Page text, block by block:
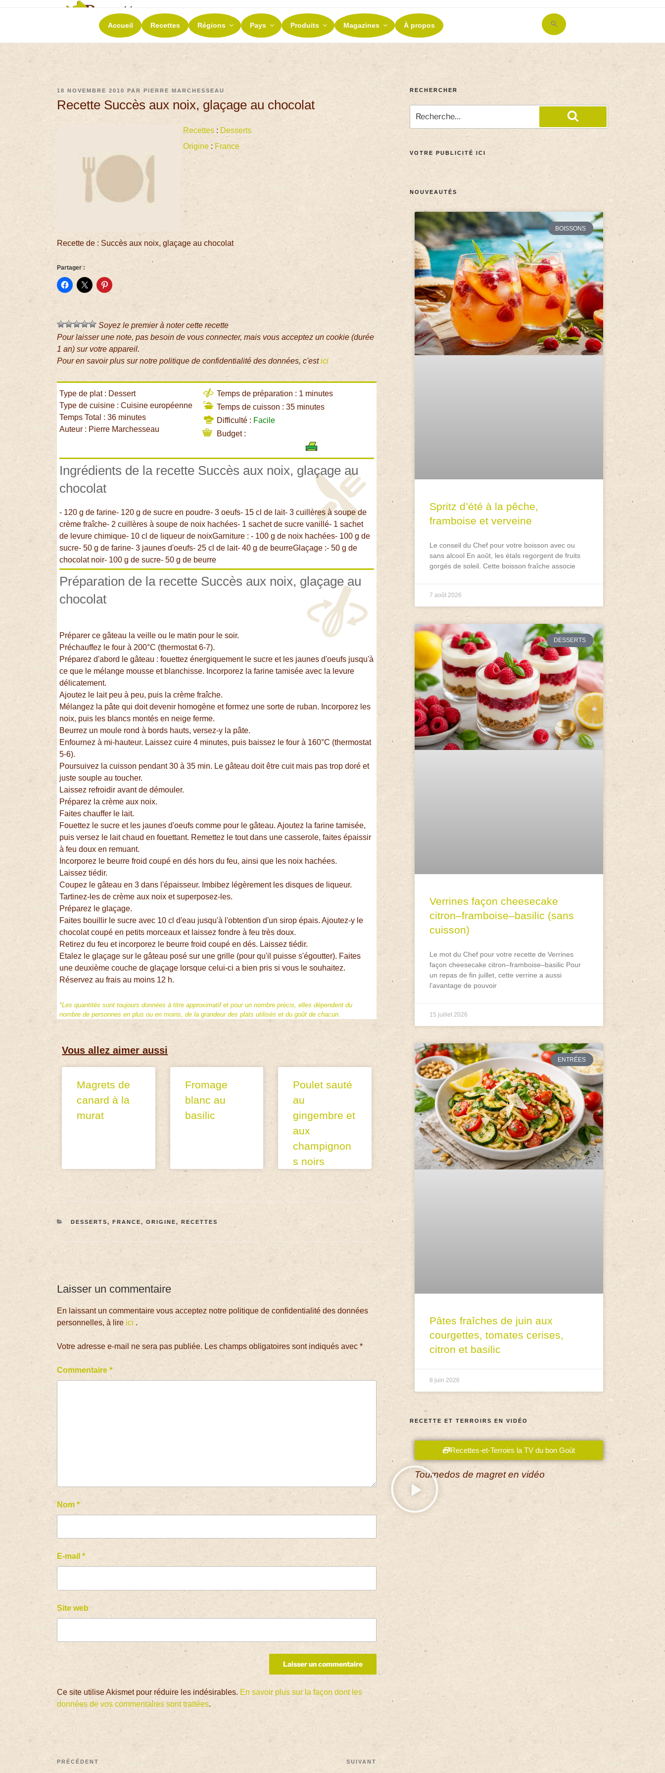
RECETTES ET TERROIRS
La richesse de nos terroirs
Accueil Recettes Régions Pays Produits Magazines À propos
Search
for:
18 NOVEMBRE 2010 PARPIERRE MARCHESSEAU
Recette Succès aux noix, glaçage au chocolat
Recettes : Desserts
Origine : France
Recette de : Succès aux noix, glaçage au chocolat
Partager :
Soyez le premier à noter cette recette
Pour laisser une note, pas besoin de vous connecter, mais vous acceptez un cookie (durée
1 an) sur votre appareil.
Pour en savoir plus sur notre politique de confidentialité des données, c'estici
Type de plat : Dessert
Type de cuisine : Cuisine européenne
Temps Total : 36 minutes
Auteur : Pierre Marchesseau
Temps de préparation : 1 minutes
Temps de cuisson : 35 minutes
Difficulté : Facile
Budget :
Ingrédients de la recette Succès aux noix, glaçage au
chocolat
- 120 g de farine- 120 g de sucre en poudre- 3 oeufs- 15 cl de lait- 3 cuillères à soupe de
crème fraîche- 2 cuillères à soupe de noix hachées- 1 sachet de sucre vanillé- 1 sachet
de levure chimique- 10 cl de liqueur de noixGarniture : - 100 g de noix hachées- 100 g de
sucre- 50 g de farine- 3 jaunes d'oeufs- 25 cl de lait- 40 g de beurreGlaçage :- 50 g de
chocolat noir- 100 g de sucre- 50 g de beurre
Préparation de la recette Succès aux noix, glaçage au
chocolat
Préparer ce gâteau la veille ou le matin pour le soir.
Préchauffez le four à 200°C (thermostat 6-7).
Préparez d'abord le gâteau : fouettez énergiquement le sucre et les jaunes d'oeufs jusqu'à
ce que le mélange mousse et blanchisse. Incorporez la farine tamisée avec la levure
délicatement.
Ajoutez le lait peu à peu, puis la crème fraîche.
Mélangez la pâte qui doit devenir homogène et formez une sorte de ruban. Incorporez les
noix, puis les blancs montés en neige ferme.
Beurrez un moule rond à bords hauts, versez-y la pâte.
Enfournez à mi-hauteur. Laissez cuire 4 minutes, puis baissez le four à 160°C (thermostat
5-6).
Poursuivez la cuisson pendant 30 à 35 min. Le gâteau doit être cuit mais pas trop doré et
juste souple au toucher.
Laissez refroidir avant de démouler.
Préparez la crème aux noix.
Faites chauffer le lait.
Fouettez le sucre et les jaunes d'oeufs comme pour le gâteau. Ajoutez la farine tamisée,
puis versez le lait chaud en fouettant. Remettez le tout dans une casserole, faites épaissir
à feu doux en remuant.
Incorporez le beurre froid coupé en dés hors du feu, ainsi que les noix hachées.
Laissez tiédir.
Coupez le gâteau en 3 dans l'épaisseur. Imbibez légèrement les disques de liqueur.
Tartinez-les de crème aux noix et superposez-les.
Préparez le glaçage.
Faites bouillir le sucre avec 10 cl d'eau jusqu'à l'obtention d'un sirop épais. Ajoutez-y le
chocolat coupé en petits morceaux et laissez fondre à feu très doux.
Retirez du feu et incorporez le beurre froid coupé en dés. Laissez tiédir.
Etalez le glaçage sur le gâteau posé sur une grille (pour qu'il puisse s'égoutter). Faites
une deuxième couche de glaçage lorsque celui-ci a bien pris si vous le souhaitez.
Réservez au frais au moins 12 h.
*Les quantités sont toujours données à titre approximatif et pour un nombre précis, elles dépendent du
nombre de personnes en plus ou en moins, de la grandeur des plats utilisés et du goût de chacun.
Vous allez aimer aussi
Magrets de
canard à la
murat
Fromage
blanc au
basilic
Poulet sauté
au
gingembre et
aux
champignon
s noirs
DESSERTS, FRANCE, ORIGINE, RECETTES
Laisser un commentaire
En laissant un commentaire vous acceptez notre politique de confidentialité des données
personnelles, à lire ici .
Votre adresse e-mail ne sera pas publiée. Les champs obligatoires sont indiqués avec*
Commentaire*
Nom*
E-mail*
Site web
Ce site utilise Akismet pour réduire les indésirables. En savoir plus sur la façon dont les
données de vos commentaires sont traitées.
PRÉCÉDENT SUIVANT
RECHERCHER
VOTRE PUBLICITÉ ICI
NOUVEAUTÉS
BOISSONS
Spritz d’été à la pêche,
framboise et verveine
Le conseil du Chef pour votre boisson avec ou
sans alcool En août, les étals regorgent de fruits
gorgés de soleil. Cette boisson fraîche associe
7 août 2026
DESSERTS
Verrines façon cheesecake
citron–framboise–basilic (sans
cuisson)
Le mot du Chef pour votre recette de Verrines
façon cheesecake citron–framboise–basilic Pour
un repas de fin juillet, cette verrine a aussi
l’avantage de pouvoir
15 juillet 2026
ENTRÉES
Pâtes fraîches de juin aux
courgettes, tomates cerises,
citron et basilic
8 juin 2026
RECETTE ET TERROIRS EN VIDÉO
Recettes-et-Terroirs la TV du bon Goût
Tournedos de magret en vidéo